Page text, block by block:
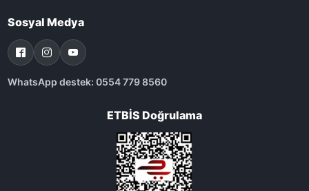
Sosyal Medya
WhatsApp destek: 0554 779 8560
ETBİS Doğrulama